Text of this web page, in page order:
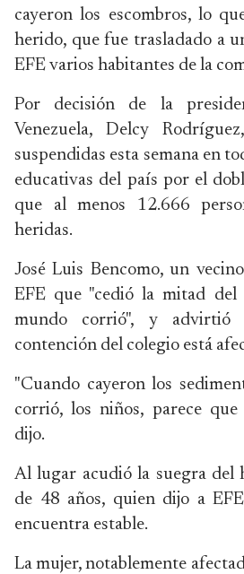
cayeron los escombros, lo
herido, que fue trasladado a
EFE varios habitantes de la
Por decisión de la
Venezuela, Delcy
suspendidas esta semana en
educativas del país por el
que al menos 12.666
heridas.
José Luis Bencomo, un
EFE que "cedió la mitad
mundo corrió", y
contención del colegio está
"Cuando cayeron los
corrió, los niños, parece que
dijo.
Al lugar acudió la suegra del
de 48 años, quien dijo a
encuentra estable.
La mujer, notablemente